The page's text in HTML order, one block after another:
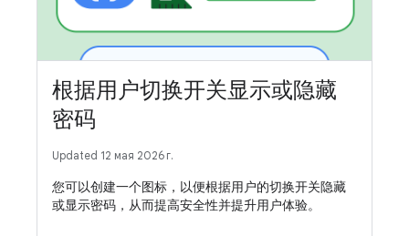
根据用户切换开关显示或隐藏
密码
Updated 12 мая 2026 г.
您可以创建一个图标，以便根据用户的切换开关隐藏
或显示密码，从而提高安全性并提升用户体验。